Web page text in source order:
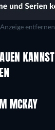
entfernen
KANNST
MCKAY